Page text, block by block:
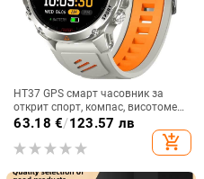
HT37 GPS смарт часовник за
открит спорт, компас, висотомер
и барометр, водоустойчив до 30
63.18 €/123.57 лв
add_shopping_cart